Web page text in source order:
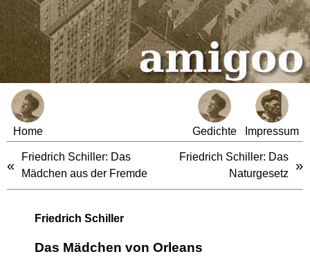
Home Gedichte Impressum
«
Friedrich Schiller: Das
Mädchen aus der Fremde
Friedrich Schiller: Das
Naturgesetz
»
Friedrich Schiller
Das Mädchen von Orleans